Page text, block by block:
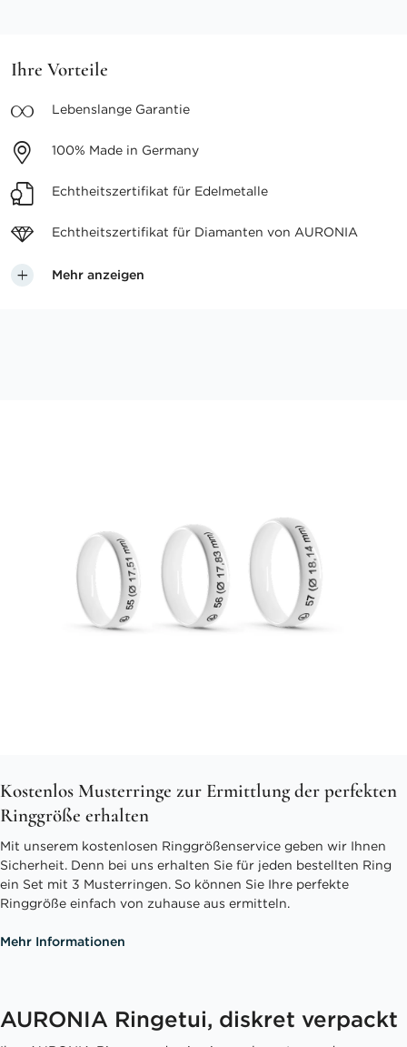
Ihre Vorteile
Lebenslange Garantie
100% Made in Germany
Echtheitszertifikat für Edelmetalle
Echtheitszertifikat für Diamanten von AURONIA
Mehr anzeigen
Kostenlos Musterringe zur Ermittlung der perfekten
Ringgröße erhalten
Mit unserem kostenlosen Ringgrößenservice geben wir Ihnen
Sicherheit. Denn bei uns erhalten Sie für jeden bestellten Ring
ein Set mit 3 Musterringen. So können Sie Ihre perfekte
Ringgröße einfach von zuhause aus ermitteln.
Mehr Informationen
AURONIA Ringetui, diskret verpackt